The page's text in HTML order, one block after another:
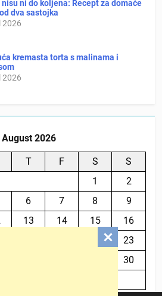
nisu ni do koljena: Recept za domaće
dva sastojka
2026
kremasta torta s malinama i
2026
August 2026
T F S
S
1
2
6 7 8
9
13 14 15
16
23
30